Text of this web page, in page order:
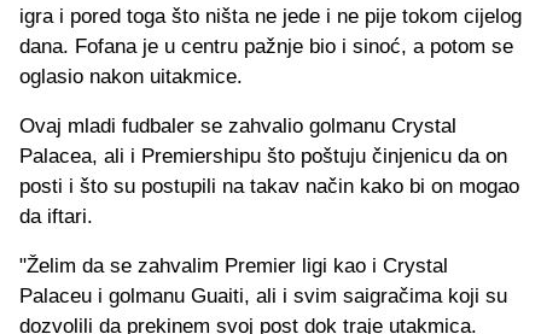
igra i pored toga što ništa ne jede i ne pije tokom cijelog
dana. Fofana je u centru pažnje bio i sinoć, a potom se
oglasio nakon uitakmice.
Ovaj mladi fudbaler se zahvalio golmanu Crystal
Palacea, ali i Premiershipu što poštuju činjenicu da on
posti i što su postupili na takav način kako bi on mogao
da iftari.
"Želim da se zahvalim Premier ligi kao i Crystal
Palaceu i golmanu Guaiti, ali i svim saigračima koji su
dozvolili da prekinem svoj post dok traje utakmica.